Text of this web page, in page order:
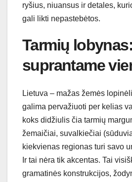
ryšius, niuansus ir detales,
gali likti nepastebėtos.
Tarmių
suprantame
Lietuva – mažas žemės
galima pervažiuoti per kelias
koks didžiulis čia tarmių
žemaičiai, suvalkiečiai
kiekvienas regionas turi savo
Ir tai nėra tik akcentas. Tai
gramatinės konstrukcijos,